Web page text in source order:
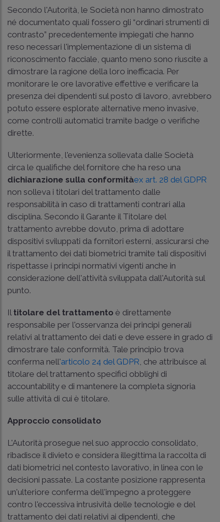
Secondo l'Autorità, le Società non hanno dimostrato
né documentato quali fossero gli “ordinari strumenti di
contrasto” precedentemente impiegati che hanno
reso necessari l'implementazione di un sistema di
riconoscimento facciale, quanto meno sono riuscite a
dimostrare la ragione della loro inefficacia. Per
monitorare le ore lavorative effettive e verificare la
presenza dei dipendenti sul posto di lavoro, avrebbero
potuto essere esplorate alternative meno invasive,
come controlli automatici tramite badge o verifiche
dirette.
Ulteriormente, l'evenienza sollevata dalle Società
circa le qualifiche del fornitore che ha reso una
dichiarazione sulla conformitàex art. 28 del GDPR
non solleva i titolari del trattamento dalle
responsabilità in caso di trattamenti contrari alla
disciplina. Secondo il Garante il Titolare del
trattamento avrebbe dovuto, prima di adottare
dispositivi sviluppati da fornitori esterni, assicurarsi che
il trattamento dei dati biometrici tramite tali dispositivi
rispettasse i principi normativi vigenti anche in
considerazione dell'attività sviluppata dall'Autorità sul
punto.
Il titolare del trattamento è direttamente
responsabile per l'osservanza dei principi generali
relativi al trattamento dei dati e deve essere in grado di
dimostrare tale conformità. Tale principio trova
conferma nell'articolo 24 del GDPR , che attribuisce al
titolare del trattamento specifici obblighi di
accountability e di mantenere la completa signoria
sulle attività di cui è titolare.
Approccio consolidato
L'Autorità prosegue nel suo approccio consolidato,
ribadisce il divieto e considera illegittima la raccolta di
dati biometrici nel contesto lavorativo, in linea con le
decisioni passate. La costante posizione rappresenta
un'ulteriore conferma dell'impegno a proteggere
contro l'eccessiva intrusività delle tecnologie e del
trattamento dei dati relativi ai dipendenti, che